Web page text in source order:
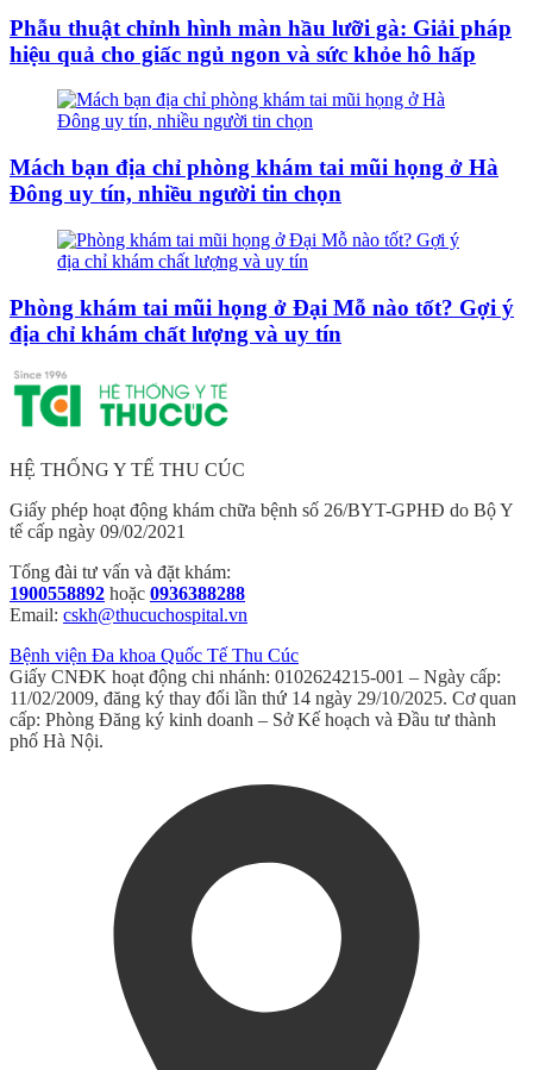
Phẫu thuật chỉnh hình màn hầu lưỡi gà: Giải pháp
hiệu quả cho giấc ngủ ngon và sức khỏe hô hấp
Mách bạn địa chỉ phòng khám tai mũi họng ở Hà
Đông uy tín, nhiều người tin chọn
Phòng khám tai mũi họng ở Đại Mỗ nào tốt? Gợi ý
địa chỉ khám chất lượng và uy tín
HỆ THỐNG Y TẾ THU CÚC
Giấy phép hoạt động khám chữa bệnh số 26/BYT-GPHĐ do Bộ Y
tế cấp ngày 09/02/2021
Tổng đài tư vấn và đặt khám:
1900558892 hoặc 0936388288
Email: cskh@thucuchospital.vn
Bệnh viện Đa khoa Quốc Tế Thu Cúc
Giấy CNĐK hoạt động chi nhánh: 0102624215-001 – Ngày cấp:
11/02/2009, đăng ký thay đổi lần thứ 14 ngày 29/10/2025. Cơ quan
cấp: Phòng Đăng ký kinh doanh – Sở Kế hoạch và Đầu tư thành
phố Hà Nội.